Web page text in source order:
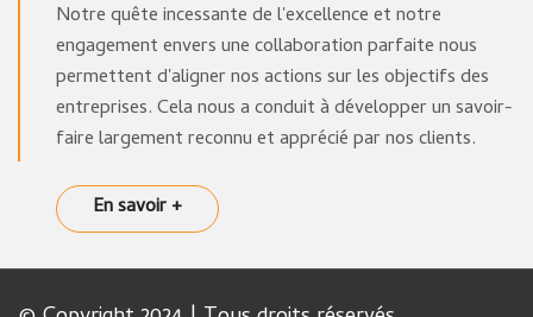
Notre quête incessante de l'excellence et notre
engagement envers une collaboration parfaite nous
permettent d'aligner nos actions sur les objectifs des
entreprises. Cela nous a conduit à développer un savoir-
faire largement reconnu et apprécié par nos clients.
En savoir +